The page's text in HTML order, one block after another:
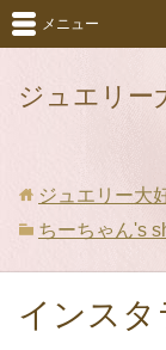
ジュエリー
メニュー
ジュエリー大
ちーちゃん's
インスタ